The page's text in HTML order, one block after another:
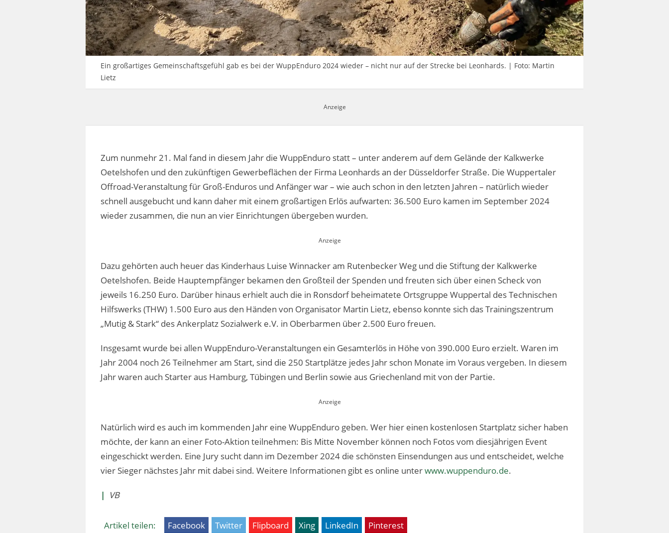
Ein großartiges Gemeinschaftsgefühl gab es bei der WuppEnduro 2024 wieder – nicht nur auf der Strecke bei Leonhards. | Foto: Martin
Lietz
Zum nunmehr 21. Mal fand in diesem Jahr die WuppEnduro statt – unter anderem auf dem Gelände der Kalkwerke
Oetelshofen und den zukünftigen Gewerbeflächen der Firma Leonhards an der Düsseldorfer Straße. Die Wuppertaler
Offroad-Veranstaltung für Groß-Enduros und Anfänger war – wie auch schon in den letzten Jahren – natürlich wieder
schnell ausgebucht und kann daher mit einem großartigen Erlös aufwarten: 36.500 Euro kamen im September 2024
wieder zusammen, die nun an vier Einrichtungen übergeben wurden.
Dazu gehörten auch heuer das Kinderhaus Luise Winnacker am Rutenbecker Weg und die Stiftung der Kalkwerke
Oetelshofen. Beide Hauptempfänger bekamen den Großteil der Spenden und freuten sich über einen Scheck von
jeweils 16.250 Euro. Darüber hinaus erhielt auch die in Ronsdorf beheimatete Ortsgruppe Wuppertal des Technischen
Hilfswerks (THW) 1.500 Euro aus den Händen von Organisator Martin Lietz, ebenso konnte sich das Trainingszentrum
„Mutig & Stark“ des Ankerplatz Sozialwerk e.V. in Oberbarmen über 2.500 Euro freuen.
Insgesamt wurde bei allen WuppEnduro-Veranstaltungen ein Gesamterlös in Höhe von 390.000 Euro erzielt. Waren im
Jahr 2004 noch 26 Teilnehmer am Start, sind die 250 Startplätze jedes Jahr schon Monate im Voraus vergeben. In diesem
Jahr waren auch Starter aus Hamburg, Tübingen und Berlin sowie aus Griechenland mit von der Partie.
Natürlich wird es auch im kommenden Jahr eine WuppEnduro geben. Wer hier einen kostenlosen Startplatz sicher haben
möchte, der kann an einer Foto-Aktion teilnehmen: Bis Mitte November können noch Fotos vom diesjährigen Event
eingeschickt werden. Eine Jury sucht dann im Dezember 2024 die schönsten Einsendungen aus und entscheidet, welche
vier Sieger nächstes Jahr mit dabei sind. Weitere Informationen gibt es online unterwww.wuppenduro.de.
| VB
Artikel teilen: Facebook Twitter Flipboard Xing LinkedIn Pinterest